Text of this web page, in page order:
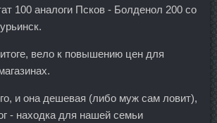
100 аналоги Псков - Болденол 200 со
вело к повышению цен для
и она дешевая (либо муж сам ловит),
- находка для нашей семьи